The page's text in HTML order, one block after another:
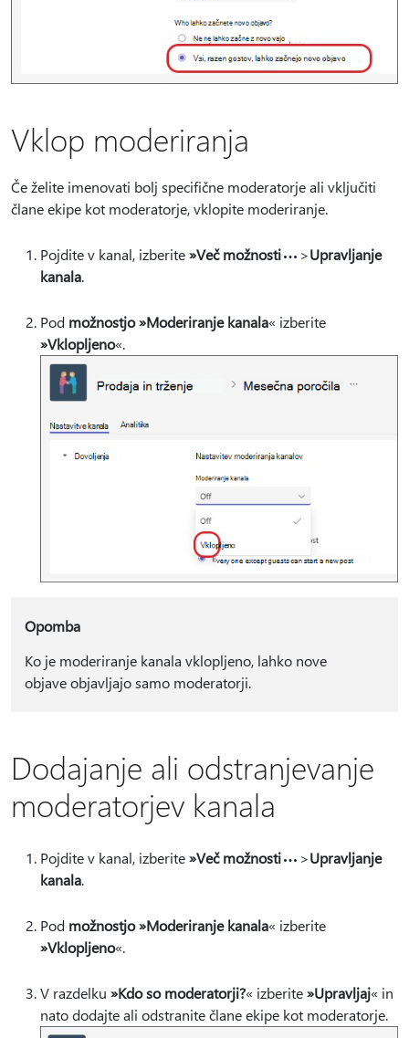
Vklop moderiranja
Če želite imenovati bolj specifične moderatorje ali vključiti
člane ekipe kot moderatorje, vklopite moderiranje.
Pojdite v kanal, izberite»Več možnosti >Upravljanje
kanala.
Pod možnostjo »Moderiranje kanala« izberite
»Vklopljeno«.
Opomba
Ko je moderiranje kanala vklopljeno, lahko nove
objave objavljajo samo moderatorji.
Dodajanje ali odstranjevanje
moderatorjev kanala
Pojdite v kanal, izberite»Več možnosti >Upravljanje
kanala.
Pod možnostjo »Moderiranje kanala« izberite
»Vklopljeno«.
V razdelku »Kdo so moderatorji?« izberite»Upravljaj« in
nato dodajte ali odstranite člane ekipe kot moderatorje.